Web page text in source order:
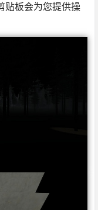
贴板会为您提供操